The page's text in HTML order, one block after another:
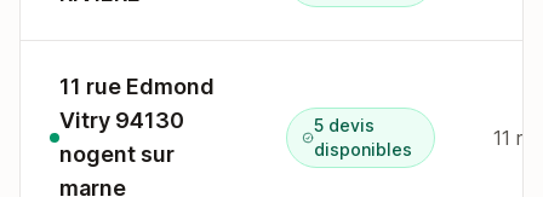
11 rue Edmond
Vitry 94130
nogent sur
marne
5 devis
disponibles